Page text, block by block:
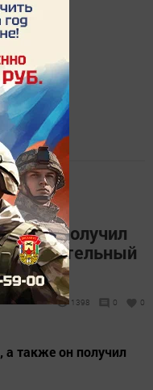
получил
1398 0 0
также он получил